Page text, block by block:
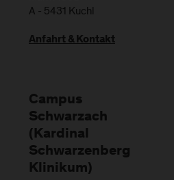
A - 5431 Kuchl
Anfahrt & Kontakt
Campus
Schwarzach
(Kardinal
Schwarzenberg
Klinikum)